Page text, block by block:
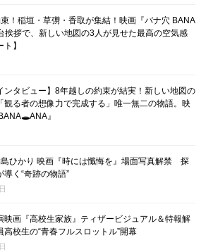
！稲垣・草彅・香取が集結！映画『バナ穴 BANA
拶で、新しい地図の3人が見せた最高の空気感
ト】
ンタビュー】8年越しの約束が結実！新しい地図の
観る者の想像力で完成する」唯一無二の物語。映
』
ひかり 映画『時には懺悔を』場面写真解禁 探
導く“奇跡の物語”
映画『高校生家族』ティザービジュアル＆特報解
校生の“青春フルスロットル”開幕